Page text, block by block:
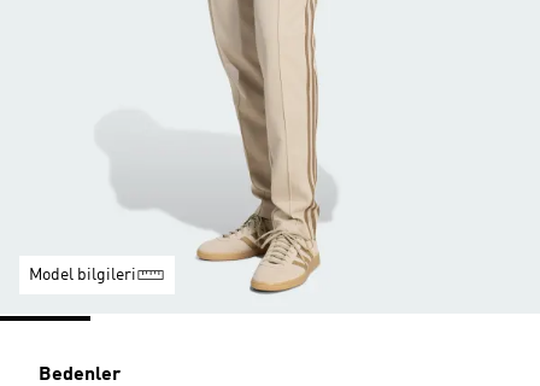
Model bilgileri
Bedenler